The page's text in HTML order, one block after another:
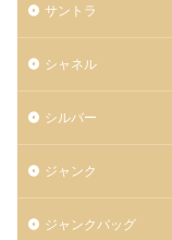
サントラ
シャネル
シルバー
ジャンク
ジャンクバッグ